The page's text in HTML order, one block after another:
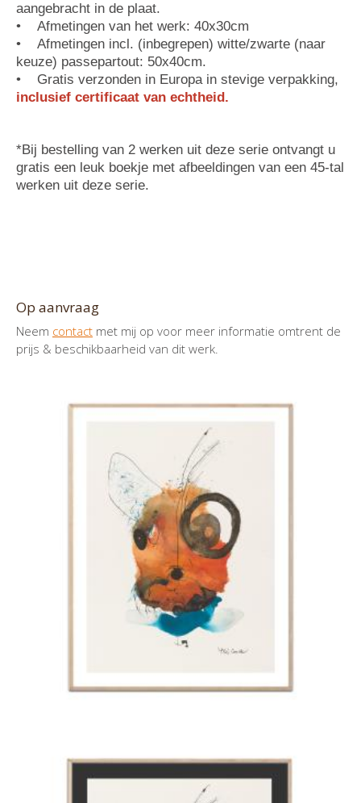
aangebracht in de plaat.
• Afmetingen van het werk: 40x30cm
• Afmetingen incl. (inbegrepen) witte/zwarte (naar
keuze) passepartout: 50x40cm.
• Gratis verzonden in Europa in stevige verpakking,
inclusief certificaat van echtheid.
*Bij bestelling van 2 werken uit deze serie ontvangt u
gratis een leuk boekje met afbeeldingen van een 45-tal
werken uit deze serie.
Op aanvraag
Neem contact met mij op voor meer informatie omtrent de
prijs & beschikbaarheid van dit werk.